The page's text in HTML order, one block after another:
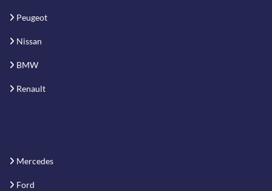
Peugeot
Nissan
BMW
Renault
Mercedes
Ford